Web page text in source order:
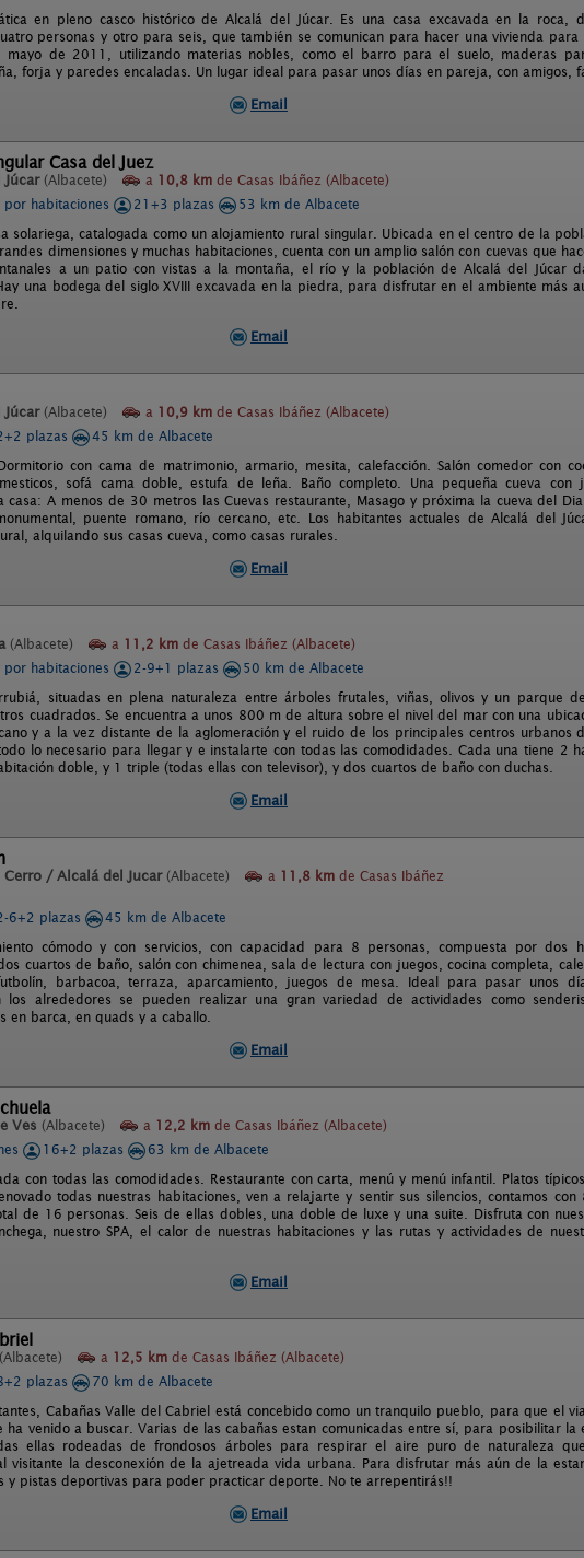
en pleno casco histórico de Alcalá del Júcar. Es una casa excavada en la roca,
personas y otro para seis, que también se comunican para hacer una vivienda para
mayo de 2011, utilizando materias nobles, como el barro para el suelo, maderas
forja y paredes encaladas. Un lugar ideal para pasar unos días en pareja, con amigos,
Email
Casa del Juez
(Albacete) a 10,8 km de Casas Ibáñez (Albacete)
habitaciones
21+3 plazas
53 km de Albacete
solariega, catalogada como un alojamiento rural singular. Ubicada en el centro de la
dimensiones y muchas habitaciones, cuenta con un amplio salón con cuevas que
a un patio con vistas a la montaña, el río y la población de Alcalá del Júcar
una bodega del siglo XVIII excavada en la piedra, para disfrutar en el ambiente más
Email
(Albacete) a 10,9 km de Casas Ibáñez (Albacete)
plazas
45 km de Albacete
con cama de matrimonio, armario, mesita, calefacción. Salón comedor con
sofá cama doble, estufa de leña. Baño completo. Una pequeña cueva con
casa: A menos de 30 metros las Cuevas restaurante, Masago y próxima la cueva del
puente romano, río cercano, etc. Los habitantes actuales de Alcalá del
alquilando sus casas cueva, como casas rurales.
Email
(Albacete) a 11,2 km de Casas Ibáñez (Albacete)
habitaciones
2-9+1 plazas
50 km de Albacete
situadas en plena naturaleza entre árboles frutales, viñas, olivos y un parque
cuadrados. Se encuentra a unos 800 m de altura sobre el nivel del mar con una
y a la vez distante de la aglomeración y el ruido de los principales centros urbanos
lo necesario para llegar y e instalarte con todas las comodidades. Cada una tiene 2
doble, y 1 triple (todas ellas con televisor), y dos cuartos de baño con duchas.
Email
Cerro / Alcalá del Jucar (Albacete) a 11,8 km de Casas Ibáñez
6+2 plazas
45 km de Albacete
cómodo y con servicios, con capacidad para 8 personas, compuesta por dos
cuartos de baño, salón con chimenea, sala de lectura con juegos, cocina completa,
barbacoa, terraza, aparcamiento, juegos de mesa. Ideal para pasar unos
alrededores se pueden realizar una gran variedad de actividades como
en barca, en quads y a caballo.
Email
Ves (Albacete) a 12,2 km de Casas Ibáñez (Albacete)
16+2 plazas
63 km de Albacete
con todas las comodidades. Restaurante con carta, menú y menú infantil. Platos
todas nuestras habitaciones, ven a relajarte y sentir sus silencios, contamos con
de 16 personas. Seis de ellas dobles, una doble de luxe y una suite. Disfruta con
nuestro SPA, el calor de nuestras habitaciones y las rutas y actividades de
Email
(Albacete) a 12,5 km de Casas Ibáñez (Albacete)
plazas
70 km de Albacete
Cabañas Valle del Cabriel está concebido como un tranquilo pueblo, para que el
ha venido a buscar. Varias de las cabañas estan comunicadas entre sí, para posibilitar la
ellas rodeadas de frondosos árboles para respirar el aire puro de naturaleza
visitante la desconexión de la ajetreada vida urbana. Para disfrutar más aún de la
y pistas deportivas para poder practicar deporte. No te arrepentirás!!
Email